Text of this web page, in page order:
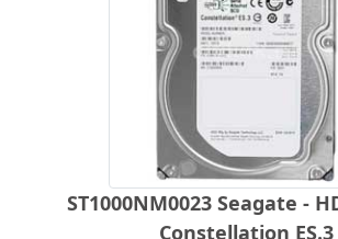
ST1000NM0023 Seagate -
Constellation ES.3